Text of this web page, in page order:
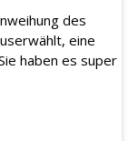
des
eine
haben es super